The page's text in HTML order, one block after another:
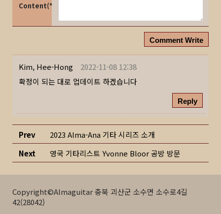
Content(*)
Comment Write
Kim, Hee-Hong
2022-11-08 12:38
확정이 되는 대로 업데이트 하겠습니다
Reply
Prev
2023 Alma-Ana 기타 시리즈 소개
Next
영국 기타리스트 Yvonne Bloor 공방 방문
Copyright©Almaguitar 충북 괴산군 소수면 소수로4길
42(28042)